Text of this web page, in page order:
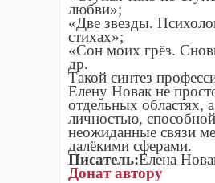
любви»;
«Две звезды.
стихах»;
«Сон моих грёз.
др.
Такой синтез
Елену Новак не
отдельных областях,
личностью,
неожиданные связи
далёкими сферами.
Писатель:Елена
Донат автору